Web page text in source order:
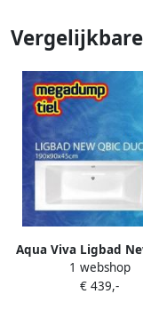
Aqua Viva Ligbad
Duo 190X90X45
1 webshop
€ 439,-